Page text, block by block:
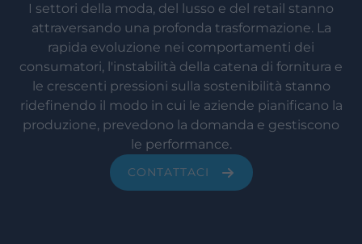
I settori della moda, del lusso e del retail stanno
attraversando una profonda trasformazione. La
rapida evoluzione nei comportamenti dei
consumatori, l'instabilità della catena di fornitura e
le crescenti pressioni sulla sostenibilità stanno
ridefinendo il modo in cui le aziende pianificano la
produzione, prevedono la domanda e gestiscono
le performance.
CONTATTACI